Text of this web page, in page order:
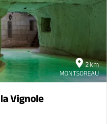
2 km
MONTSOREAU
Vignole